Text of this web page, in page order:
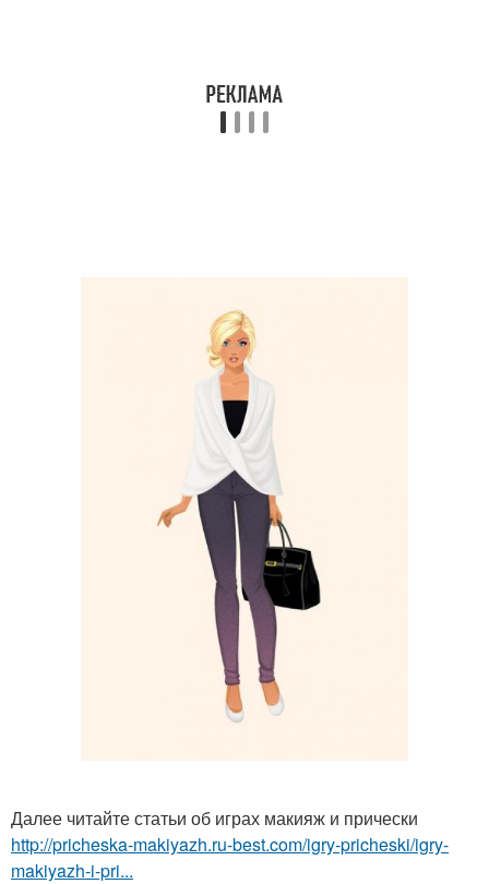
Далее читайте статьи об играх макияж и прически
http://pricheska-makiyazh.ru-best.com/igry-pricheski/igry-
makiyazh-i-pri...